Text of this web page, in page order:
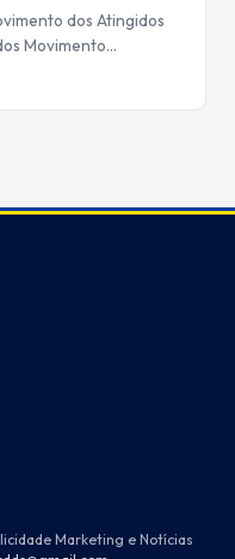
dos Atingidos
Movimento…
Marketing e Notícias